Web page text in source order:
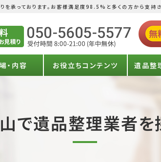
承っております。お客様満足度98.5%と多くの方から支持さ
・内容 お役立ちコンテンツ 遺品整
で遺品整理業者を